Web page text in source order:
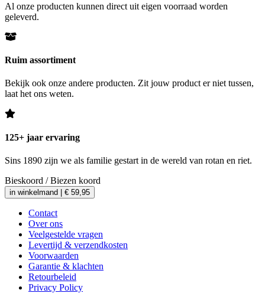
Al onze producten kunnen direct uit eigen voorraad worden
geleverd.
Ruim assortiment
Bekijk ook onze andere producten. Zit jouw product er niet tussen,
laat het ons weten.
125+ jaar ervaring
Sins 1890 zijn we als familie gestart in de wereld van rotan en riet.
Bieskoord / Biezen koord
in winkelmand | € 59,95
Contact
Over ons
Veelgestelde vragen
Levertijd & verzendkosten
Voorwaarden
Garantie & klachten
Retourbeleid
Privacy Policy